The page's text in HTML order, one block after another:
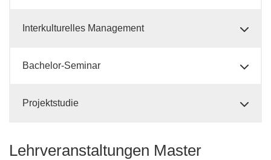
Interkulturelles Management
Bachelor-Seminar
Projektstudie
Lehrveranstaltungen Master